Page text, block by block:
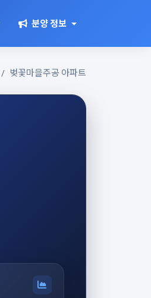
분양 정보
벚꽃마을주공 아파트